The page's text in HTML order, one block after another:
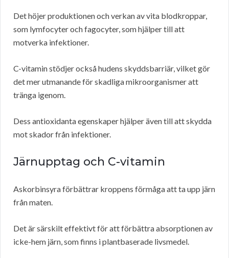
Det höjer produktionen och verkan av vita blodkroppar,
som lymfocyter och fagocyter, som hjälper till att
motverka infektioner.
C-vitamin stödjer också hudens skyddsbarriär, vilket gör
det mer utmanande för skadliga mikroorganismer att
tränga igenom.
Dess antioxidanta egenskaper hjälper även till att skydda
mot skador från infektioner.
Järnupptag och C-vitamin
Askorbinsyra förbättrar kroppens förmåga att ta upp järn
från maten.
Det är särskilt effektivt för att förbättra absorptionen av
icke-hem järn, som finns i plantbaserade livsmedel.